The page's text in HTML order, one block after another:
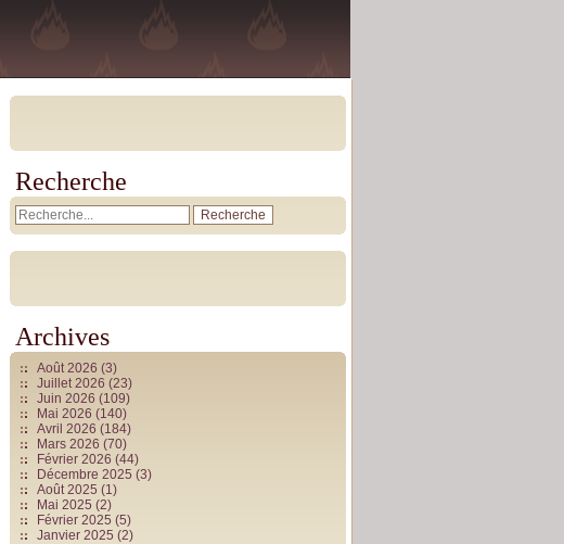
Recherche
Archives
Août 2026 (3)
Juillet 2026 (23)
Juin 2026 (109)
Mai 2026 (140)
Avril 2026 (184)
Mars 2026 (70)
Février 2026 (44)
Décembre 2025 (3)
Août 2025 (1)
Mai 2025 (2)
Février 2025 (5)
Janvier 2025 (2)